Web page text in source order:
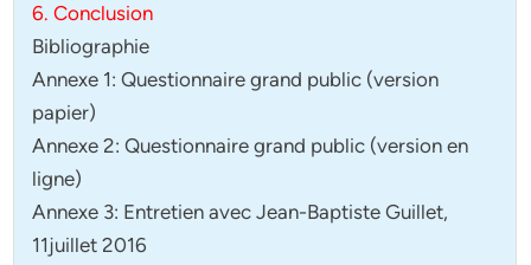
6. Conclusion
Bibliographie
Annexe 1: Questionnaire grand public (version
papier)
Annexe 2: Questionnaire grand public (version en
ligne)
Annexe 3: Entretien avec Jean-Baptiste Guillet,
11juillet 2016